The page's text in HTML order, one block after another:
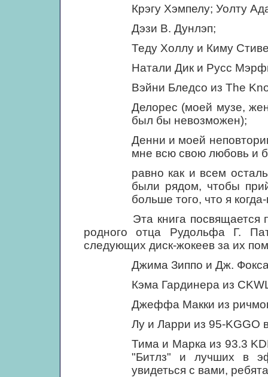
Крэгу Хэмпелу; Уолту
Дэзи В. Дунлэп;
Теду Холлу и Киму
Натали Дик и Русс
Вэйни Бледсо из The
Делорес (моей музе,
был бы невозможен);
Денни и моей
мне всю свою любовь и
равно как и всем
были рядом, чтобы
больше того, что я
Эта книга посвящается
родного отца Рудольфа Г.
следующих диск-жокеев за их
Джима Зиппо и Дж.
Кэма Гардинера из
Джеффа Макки из
Лу и Ларри из 95-KGGO
Тима и Марка из 93.3
"Битлз" и лучших в
увидеться с вами,